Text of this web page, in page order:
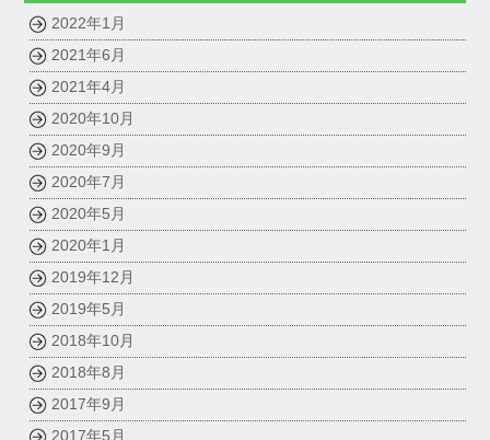
2022年1月
2021年6月
2021年4月
2020年10月
2020年9月
2020年7月
2020年5月
2020年1月
2019年12月
2019年5月
2018年10月
2018年8月
2017年9月
2017年5月